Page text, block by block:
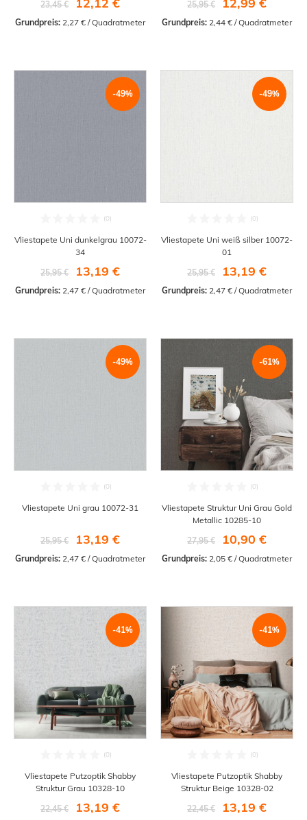
23,45 €
Grundpreis: 2,27 € / Quadratmeter
25,95 €
Grundpreis: 2,44 € / Quadratmeter
-49%
Vliestapete Uni dunkelgrau 10072-
34
25,95 €
13,19 €
Grundpreis: 2,47 € / Quadratmeter
-49%
Vliestapete Uni weiß silber 10072-
01
25,95 €
13,19 €
Grundpreis: 2,47 € / Quadratmeter
-49%
Vliestapete Uni grau 10072-31
25,95 € 13,19 €
Grundpreis: 2,47 € / Quadratmeter
-61%
Vliestapete Struktur Uni Grau Gold
Metallic 10285-10
27,95 €
10,90 €
Grundpreis: 2,05 € / Quadratmeter
-41%
Vliestapete Putzoptik Shabby
Struktur Grau 10328-10
22,45 €
13,19 €
-41%
Vliestapete Putzoptik Shabby
Struktur Beige 10328-02
22,45 €
13,19 €